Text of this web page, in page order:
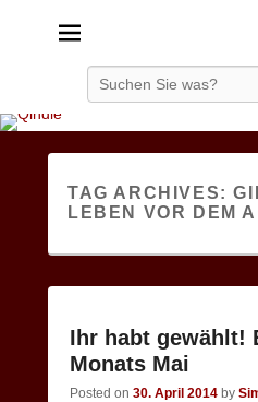
TAG ARCHIVES:
LEBEN VOR DEM
Ihr habt gewählt!
Monats Mai
Posted on 30. April 2014 by